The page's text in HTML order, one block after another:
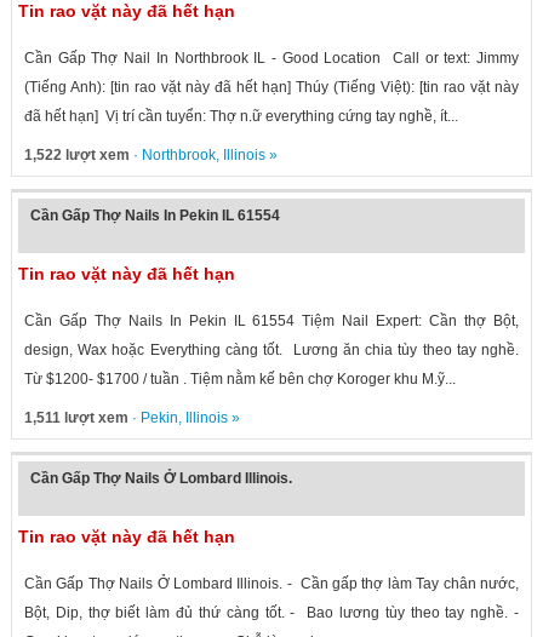
Tin rao vặt này đã hết hạn
Cần Gấp Thợ Nail In Northbrook IL - Good Location Call or text: Jimmy
(Tiếng Anh): [tin rao vặt này đã hết hạn] Thúy (Tiếng Việt): [tin rao vặt này
đã hết hạn] Vị trí cần tuyển: Thợ n.ữ everything cứng tay nghề, ít...
1,522 lượt xem · Northbrook, Illinois»
Cần Gấp Thợ Nails In Pekin IL 61554
Tin rao vặt này đã hết hạn
Cần Gấp Thợ Nails In Pekin IL 61554 Tiệm Nail Expert: Cần thợ Bột,
design, Wax hoặc Everything càng tốt. Lương ăn chia tùy theo tay nghề.
Từ $1200- $1700 / tuần . Tiệm nằm kế bên chợ Koroger khu M.ỹ...
1,511 lượt xem · Pekin, Illinois»
Cần Gấp Thợ Nails Ở Lombard Illinois.
Tin rao vặt này đã hết hạn
Cần Gấp Thợ Nails Ở Lombard Illinois. - Cần gấp thợ làm Tay chân nước,
Bột, Dip, thợ biết làm đủ thứ càng tốt. - Bao lương tùy theo tay nghề. -